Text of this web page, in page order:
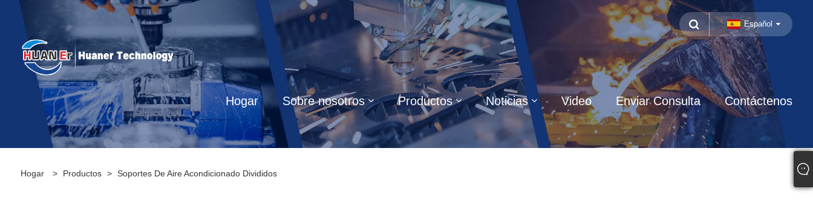
Español
Hogar Sobre nosotros Productos Noticias Video Enviar Consulta Contáctenos
Hogar > Productos > Soportes De Aire Acondicionado Divididos